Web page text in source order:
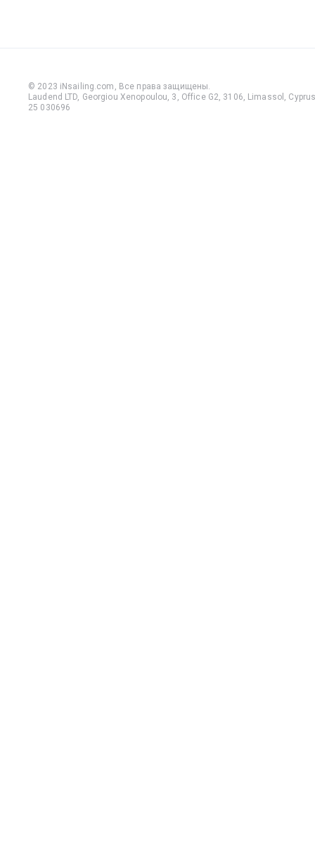
© 2023 iNsailing.com, Все права защищены.
Laudend LTD, Georgiou Xenopoulou, 3, Office G2, 3106, Limassol,
25 030696